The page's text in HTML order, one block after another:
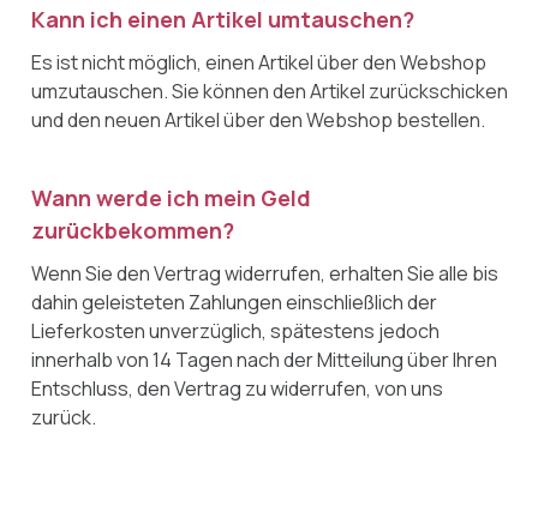
Kann ich einen Artikel umtauschen?
Es ist nicht möglich, einen Artikel über den Webshop
umzutauschen. Sie können den Artikel zurückschicken
und den neuen Artikel über den Webshop bestellen.
Wann werde ich mein Geld
zurückbekommen?
Wenn Sie den Vertrag widerrufen, erhalten Sie alle bis
dahin geleisteten Zahlungen einschließlich der
Lieferkosten unverzüglich, spätestens jedoch
innerhalb von 14 Tagen nach der Mitteilung über Ihren
Entschluss, den Vertrag zu widerrufen, von uns
zurück.